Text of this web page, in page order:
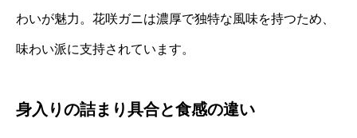
わいが魅力。花咲ガニは濃厚で独特な風味を持つため、
味わい派に支持されています。
身入りの詰まり具合と食感の違い